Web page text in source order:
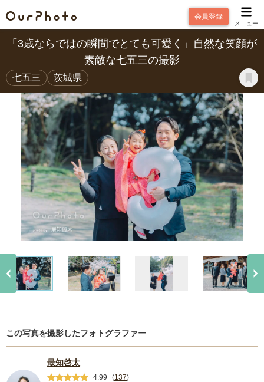
会員登録
メニュー
「3歳ならではの瞬間でとても可愛く」自然な笑顔が
素敵な七五三の撮影
七五三 茨城県
この写真を撮影したフォトグラファー
最知啓太
4.99 (137)